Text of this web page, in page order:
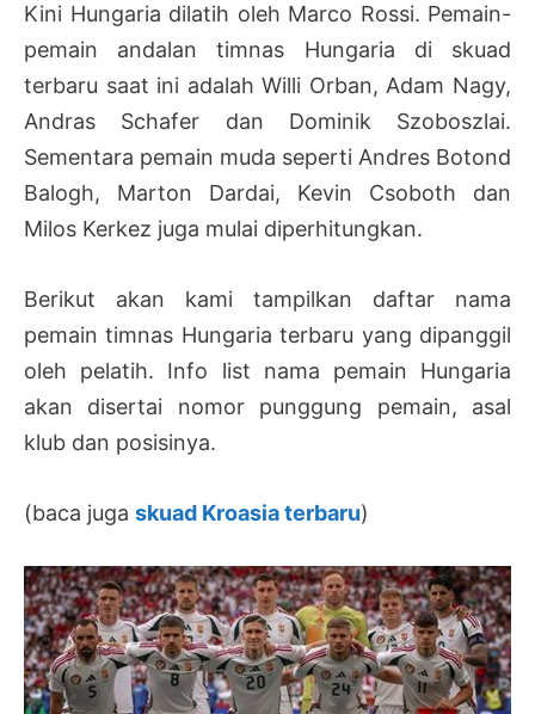
Kini Hungaria dilatih oleh Marco Rossi. Pemain-
pemain andalan timnas Hungaria di skuad
terbaru saat ini adalah Willi Orban, Adam Nagy,
Andras Schafer dan Dominik Szoboszlai.
Sementara pemain muda seperti Andres Botond
Balogh, Marton Dardai, Kevin Csoboth dan
Milos Kerkez juga mulai diperhitungkan.
Berikut akan kami tampilkan daftar nama
pemain timnas Hungaria terbaru yang dipanggil
oleh pelatih. Info list nama pemain Hungaria
akan disertai nomor punggung pemain, asal
klub dan posisinya.
(baca juga skuad Kroasia terbaru)